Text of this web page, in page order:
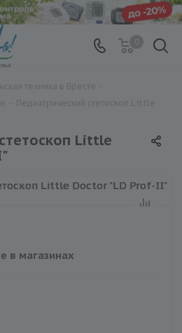
Little
в магазинах